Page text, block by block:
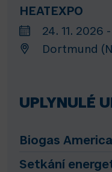
HEATEXPO
24. 11. 2026
Dortmund
UPLYNULÉ
Biogas
Setkání